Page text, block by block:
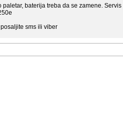
paletar, baterija treba da se zamene.
sms ili viber